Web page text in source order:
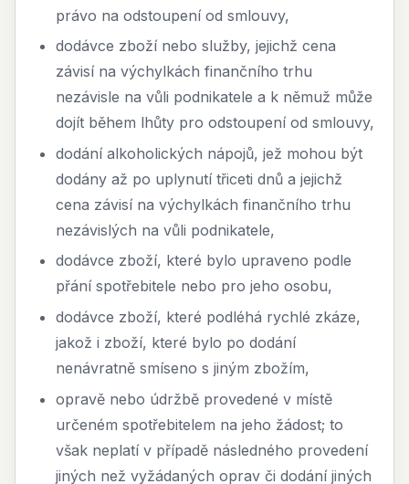
právo na odstoupení od smlouvy,
dodávce zboží nebo služby, jejichž cena
závisí na výchylkách finančního trhu
nezávisle na vůli podnikatele a k němuž může
dojít během lhůty pro odstoupení od smlouvy,
dodání alkoholických nápojů, jež mohou být
dodány až po uplynutí třiceti dnů a jejichž
cena závisí na výchylkách finančního trhu
nezávislých na vůli podnikatele,
dodávce zboží, které bylo upraveno podle
přání spotřebitele nebo pro jeho osobu,
dodávce zboží, které podléhá rychlé zkáze,
jakož i zboží, které bylo po dodání
nenávratně smíseno s jiným zbožím,
opravě nebo údržbě provedené v místě
určeném spotřebitelem na jeho žádost; to
však neplatí v případě následného provedení
jiných než vyžádaných oprav či dodání jiných